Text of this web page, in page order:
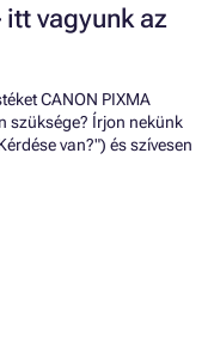
vagyunk az
CANON PIXMA
szüksége? Írjon nekünk
van?") és szívesen